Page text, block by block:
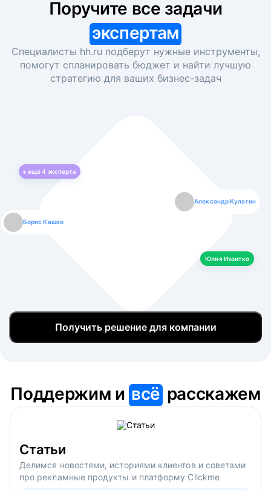
экспертам
Специалисты hh.ru подберут нужные инструменты,
помогут спланировать бюджет и найти лучшую
стратегию для ваших бизнес-задач
+ ещё4 эксперта
Борис Кашко
Александр Кулагин
Юлия Изоитко
Юлия Изоитко
Даниил Макаров
Александр Кулагин
Екатерина Лазаренко
Даниил Макаров
Борис Кашко
Екатерина Лазаренко
Юлия Изоитко
Получить решение для компании
Поддержим ивсё расскажем
Статьи
Делимся новостями, историями клиентов и советами
про рекламные продукты и платформу Clickme